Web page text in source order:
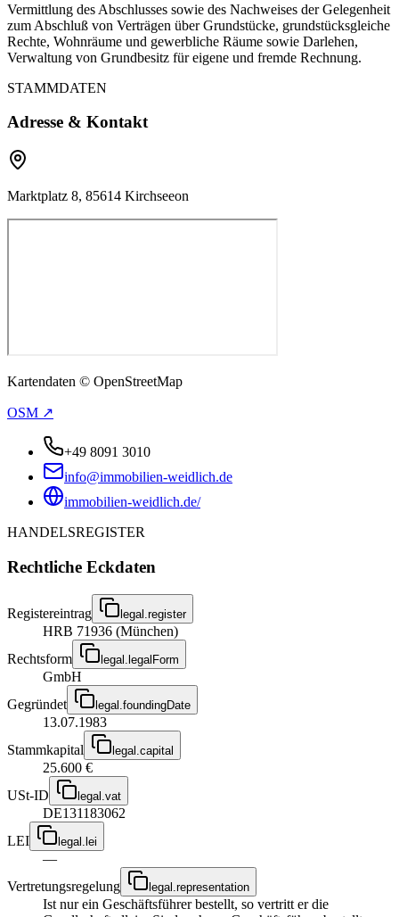
Vermittlung des Abschlusses sowie des Nachweises der Gelegenheit
zum Abschluß von Verträgen über Grundstücke, grundstücksgleiche
Rechte, Wohnräume und gewerbliche Räume sowie Darlehen,
Verwaltung von Grundbesitz für eigene und fremde Rechnung.
STAMMDATEN
Adresse & Kontakt
Marktplatz 8, 85614 Kirchseeon
Kartendaten © OpenStreetMap
OSM ↗
+49 8091 3010
info@immobilien-weidlich.de
immobilien-weidlich.de/
HANDELSREGISTER
Rechtliche Eckdaten
Registereintrag legal.register
HRB 71936 (München)
Rechtsform
legal.legalForm
GmbH
Gegründet
legal.foundingDate
13.07.1983
Stammkapital
legal.capital
25.600 €
USt-ID
legal.vat
DE131183062
LEI
legal.lei
—
Vertretungsregelung
legal.representation
Ist nur ein Geschäftsführer bestellt, so vertritt er die